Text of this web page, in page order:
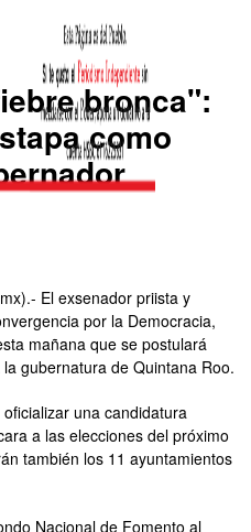
bronca":
como
El exsenador priista y
por la Democracia,
mañana que se postulará
gubernatura de Quintana Roo.
una candidatura
a las elecciones del próximo
también los 11 ayuntamientos
Nacional de Fomento al